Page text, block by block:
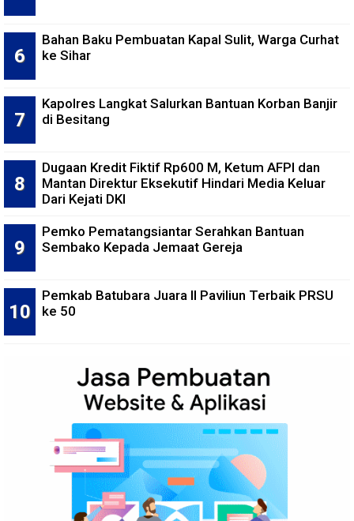
Bahan Baku Pembuatan Kapal Sulit, Warga Curhat
ke Sihar
Kapolres Langkat Salurkan Bantuan Korban Banjir
di Besitang
Dugaan Kredit Fiktif Rp600 M, Ketum AFPI dan
Mantan Direktur Eksekutif Hindari Media Keluar
Dari Kejati DKI
Pemko Pematangsiantar Serahkan Bantuan
Sembako Kepada Jemaat Gereja
Pemkab Batubara Juara II Paviliun Terbaik PRSU
ke 50